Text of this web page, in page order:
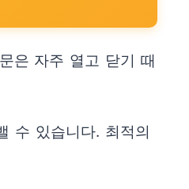
은 자주 열고 닫기 때
수 있습니다. 최적의